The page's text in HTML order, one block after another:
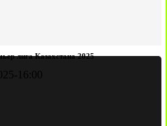
лига Казахстана 2025
- 16:00